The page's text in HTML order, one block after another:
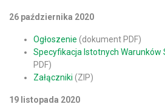
26 października 2020
Ogłoszenie (dokument PDF)
Specyfikacja Istotnych Warunków
PDF)
Załączniki (ZIP)
19 listopada 2020